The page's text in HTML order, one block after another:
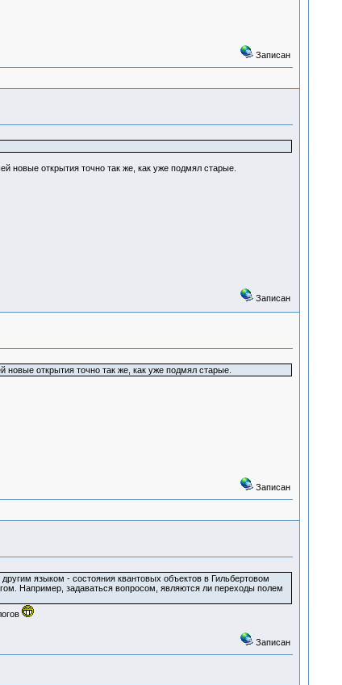
Записан
новые открытия точно так же, как уже подмял старые.
Записан
открытия точно так же, как уже подмял старые.
Записан
языком - состояния квантовых объектов в Гильбертовом
Например, задаваться вопросом, являются ли переходы полем
Записан